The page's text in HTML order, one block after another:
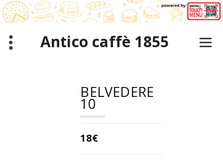
Aller
au
contenu
Antico caffè 1855
BELVEDERE
10
18€